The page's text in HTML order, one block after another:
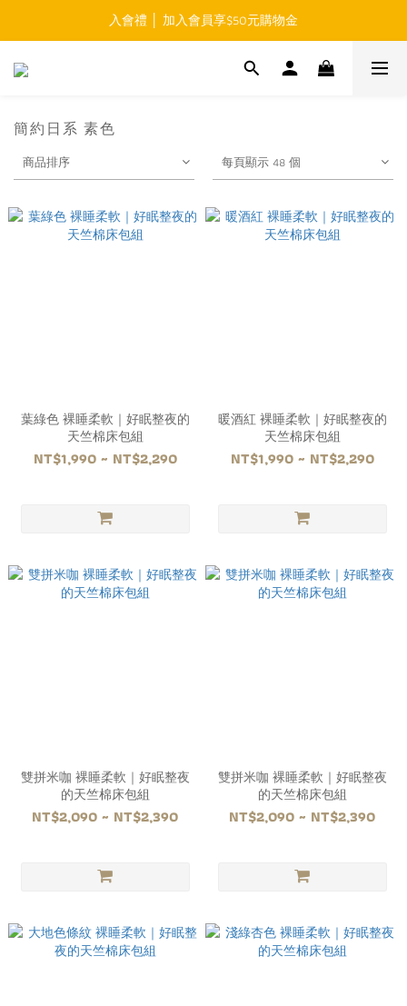
免運費 │ 滿$999元 超商取貨免運
入會禮 │ 加入會員享$50元購物金
免運費 │ 滿$999元 超商取貨免運
簡約日系 素色
商品排序 每頁顯示 48 個
葉綠色 裸睡柔軟｜好眠整夜的
天竺棉床包組
NT$1,990 ~ NT$2,290
暖酒紅 裸睡柔軟｜好眠整夜的
天竺棉床包組
NT$1,990 ~ NT$2,290
雙拼米咖 裸睡柔軟｜好眠整夜
的天竺棉床包組
NT$2,090 ~ NT$2,390
雙拼米咖 裸睡柔軟｜好眠整夜
的天竺棉床包組
NT$2,090 ~ NT$2,390